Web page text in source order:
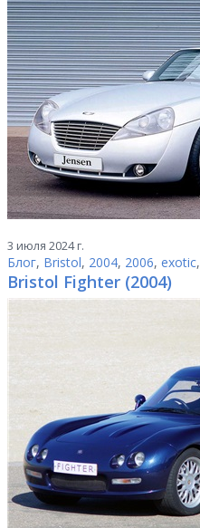
3 июля 2024 г.
Блог, Bristol, 2004, 2006, exotic,
Bristol Fighter (2004)